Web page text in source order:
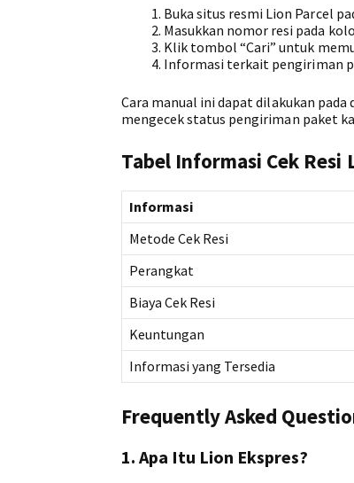
Buka situs resmi Lion Parcel
Masukkan nomor resi pada
Klik tombol “Cari” untuk
Informasi terkait pengiriman
Cara manual ini dapat dilakukan
mengecek status pengiriman paket
Tabel Informasi Cek Resi
Informasi
Metode Cek Resi
Perangkat
Biaya Cek Resi
Keuntungan
Informasi yang Tersedia
Frequently Asked
1. Apa Itu Lion Ekspres?